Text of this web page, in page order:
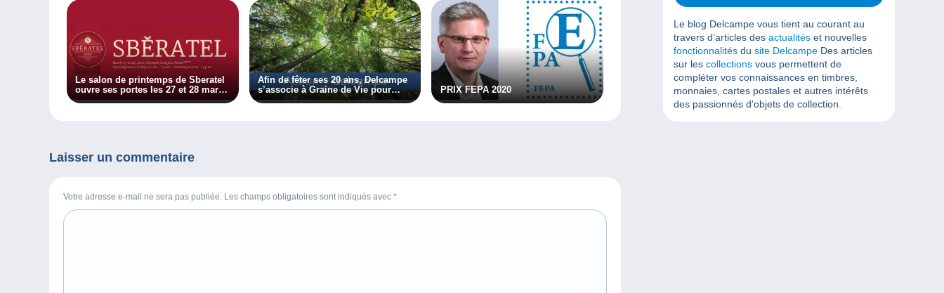
Le salon de printemps de Sberatel
ouvre ses portes les 27 et 28 mars
2020 !
Afin de fêter ses 20 ans, Delcampe
s’associe à Graine de Vie pour
planter 10 000 arbres
PRIX FEPA 2020
Laisser un commentaire
Votre adresse e-mail ne sera pas publiée. Les champs obligatoires sont indiqués avec *
Le blog Delcampe vous tient au courant au
travers d’articles des actualités et nouvelles
fonctionnalités du site Delcampe Des articles
sur les collections vous permettent de
compléter vos connaissances en timbres,
monnaies, cartes postales et autres intérêts
des passionnés d’objets de collection.